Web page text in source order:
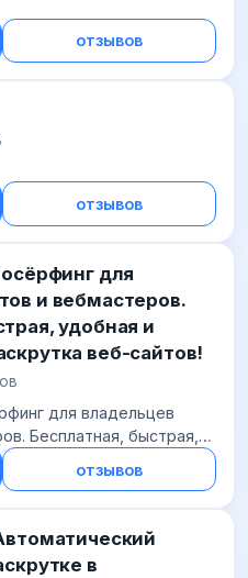
отзывов
отзывов
для
и вебмастеров.
удобная и
веб-сайтов!
для владельцев
Бесплатная, быстрая,
раскрутка веб-сайтов!
отзывов
в